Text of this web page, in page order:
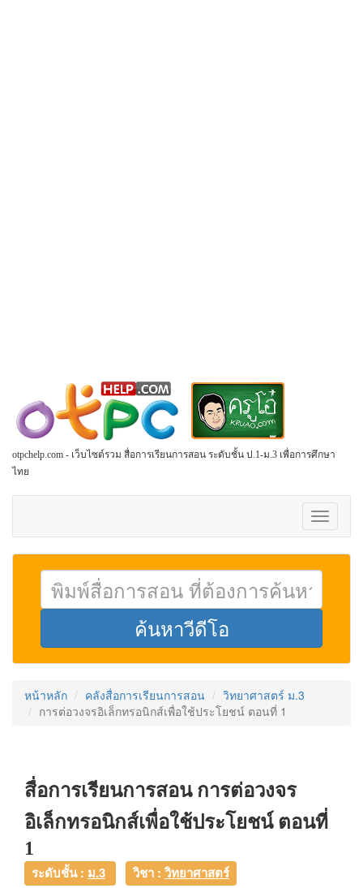
otpchelp.com - เว็บไซต์รวม สื่อการเรียนการสอน ระดับชั้น ป.1-ม.3 เพื่อการศึกษา
ไทย
Toggle
หน้าหลัก คลังสื่อการเรียนการสอน
วิทยาศาสตร์ ม.3
การต่อวงจรอิเล็กทรอนิกส์เพื่อใช้ประโยชน์ ตอนที่ 1
สื่อการเรียนการสอน การต่อวงจร
อิเล็กทรอนิกส์เพื่อใช้ประโยชน์ ตอนที่
1
ระดับชั้น : ม.3 วิชา :วิทยาศาสตร์